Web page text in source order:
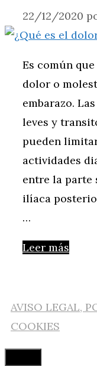
22/12/2020
Es común
dolor o
embarazo.
leves y
pueden
actividades
entre la parte
ilíaca
…
Leer más
AVISO LEGAL,
COOKIES